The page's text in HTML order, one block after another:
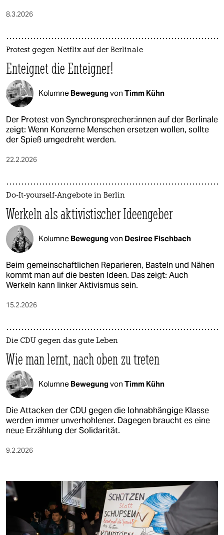
8.3.2026
Protest gegen Netflix auf der Berlinale
Enteignet die Enteigner!
Kolumne Bewegungvon Timm Kühn
Der Protest von Syn­chron­spre­che­r:in­nen auf der Berlinale
zeigt: Wenn Konzerne Menschen ersetzen wollen, sollte
der Spieß umgedreht werden.
22.2.2026
Do-It-yourself-Angebote in Berlin
Werkeln als aktivistischer Ideengeber
Kolumne Bewegungvon Desiree Fischbach
Beim gemeinschaftlichen Reparieren, Basteln und Nähen
kommt man auf die besten Ideen. Das zeigt: Auch
Werkeln kann linker Aktivismus sein.
15.2.2026
Die CDU gegen das gute Leben
Wie man lernt, nach oben zu treten
Kolumne Bewegungvon Timm Kühn
Die Attacken der CDU gegen die lohnabhängige Klasse
werden immer unverhohlener. Dagegen braucht es eine
neue Erzählung der Solidarität.
9.2.2026